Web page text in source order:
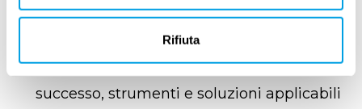
Rifiuta
valorizzare il talento di mamme e papà.
Ascolterai esempi concreti di aziende che
hanno già adottato misure efficaci: Casi di
successo, strumenti e soluzioni applicabili